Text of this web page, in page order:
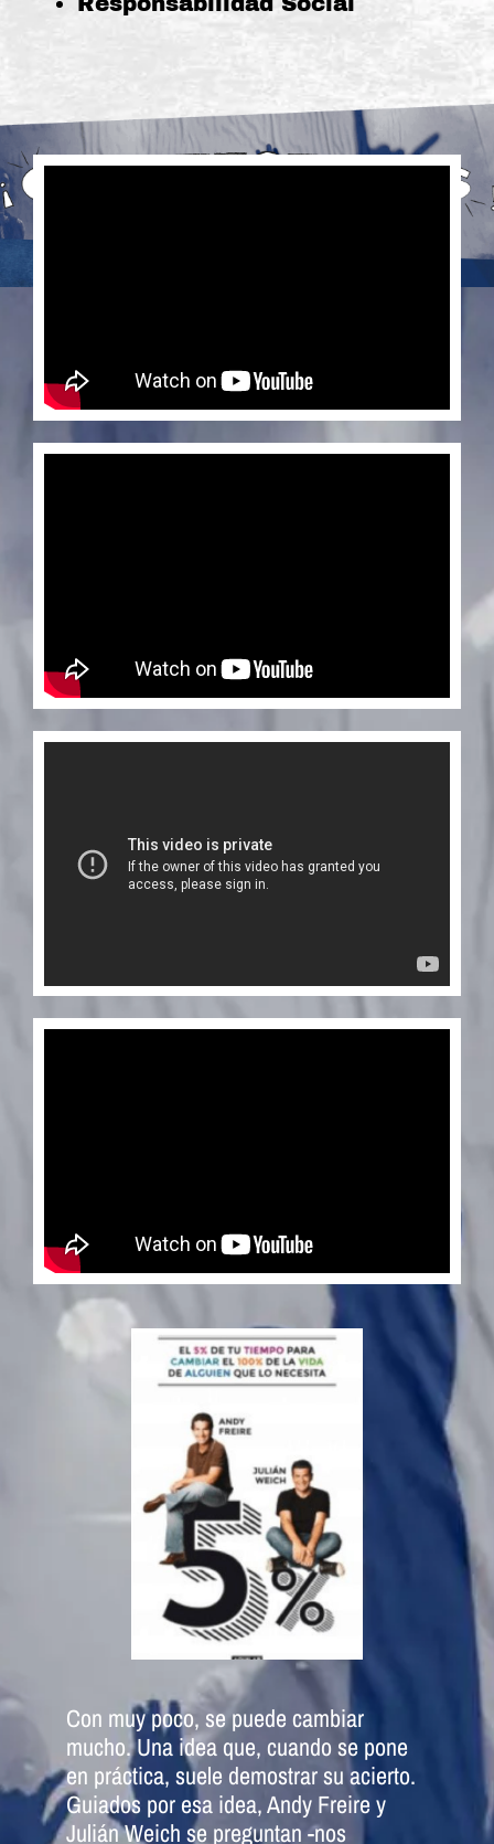
Con muy poco, se puede cambiar
mucho. Una idea que, cuando se pone
en práctica, suele demostrar su acierto.
Guiados por esa idea, Andy Freire y
Julián Weich se preguntan -nos